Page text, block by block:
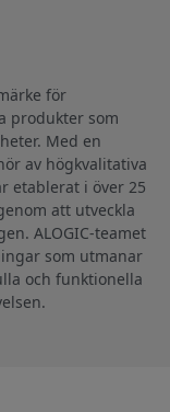
för
produkter som
Med en
av högkvalitativa
etablerat i över 25
att utveckla
ALOGIC-teamet
som utmanar
och funktionella